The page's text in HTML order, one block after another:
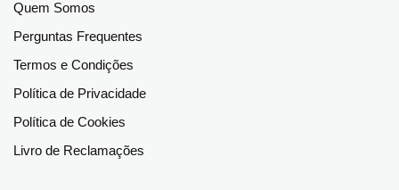
Quem Somos
Perguntas Frequentes
Termos e Condições
Política de Privacidade
Política de Cookies
Livro de Reclamações